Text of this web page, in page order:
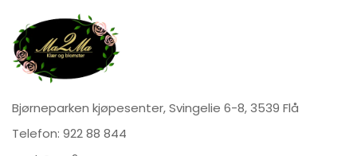
Bjørneparken kjøpesenter, Svingelie 6-8, 3539 Flå
Telefon: 922 88 844